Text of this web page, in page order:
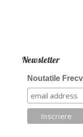
Newsletter
Noutatile